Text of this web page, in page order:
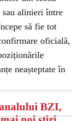
alinieri între
să fie tot
oficială,
neașteptate în
BZI,